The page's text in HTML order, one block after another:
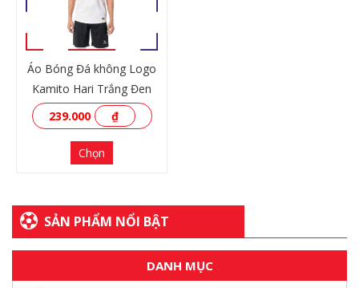
XEM THÊM
Áo Bóng Đá không Logo
Kamito Hari Trắng Đen
239.000
₫
Chọn
SẢN PHẨM NỔI BẬT
DANH MỤC